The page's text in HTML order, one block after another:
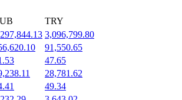
TRY
3,096,799.80
91,550.65
47.65
28,781.62
49.34